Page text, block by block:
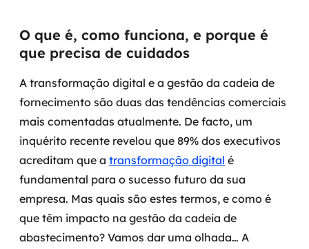
Data Platforms
Data Lakes & Warehouses
Governança de dados
Modernização de aplicações
Desenvolvimento web e mobile
Modernização tecnológica
O que é, como funciona, e porque é
que precisa de cuidados
A transformação digital e a gestão da cadeia de
fornecimento são duas das tendências comerciais
mais comentadas atualmente. De facto, um
inquérito recente revelou que 89% dos executivos
acreditam que a transformação digital é
fundamental para o sucesso futuro da sua
empresa. Mas quais são estes termos, e como é
que têm impacto na gestão da cadeia de
abastecimento? Vamos dar uma olhada… A